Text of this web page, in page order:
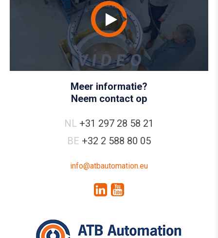
Meer informatie?
Neem contact op
NL +31 297 28 58 21
BE +32 2 588 80 05
info@atbautomation.eu